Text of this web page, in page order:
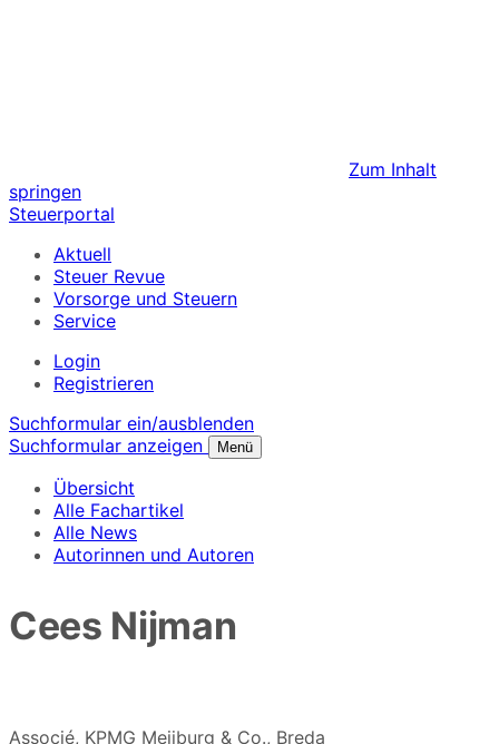
Zum Inhalt
springen
Steuerportal
Aktuell
Steuer Revue
Vorsorge und Steuern
Service
Login
Registrieren
Suchformular ein/ausblenden
Suchformular anzeigen
Menü
Übersicht
Alle Fachartikel
Alle News
Autorinnen und Autoren
Cees Nijman
Associé, KPMG Meijburg & Co., Breda